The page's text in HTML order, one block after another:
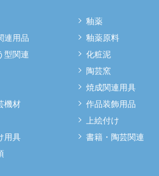
連用品
型関連
機材
用具
釉薬
釉薬原料
化粧泥
陶芸窯
焼成関連用具
作品装飾用品
上絵付け
書籍・陶芸関連